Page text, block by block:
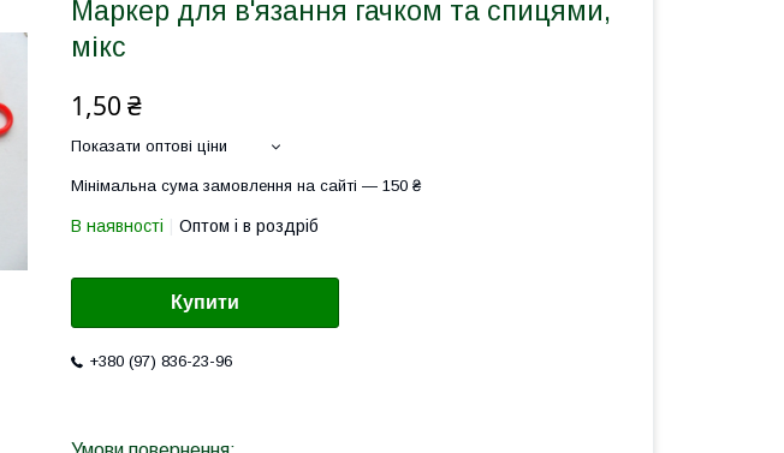
Маркер для в'язання гачком та спицями,
мікс
1,50 ₴
Показати оптові ціни
Мінімальна сума замовлення на сайті — 150 ₴
В наявності Оптом і в роздріб
Купити
+380 (97) 836-23-96